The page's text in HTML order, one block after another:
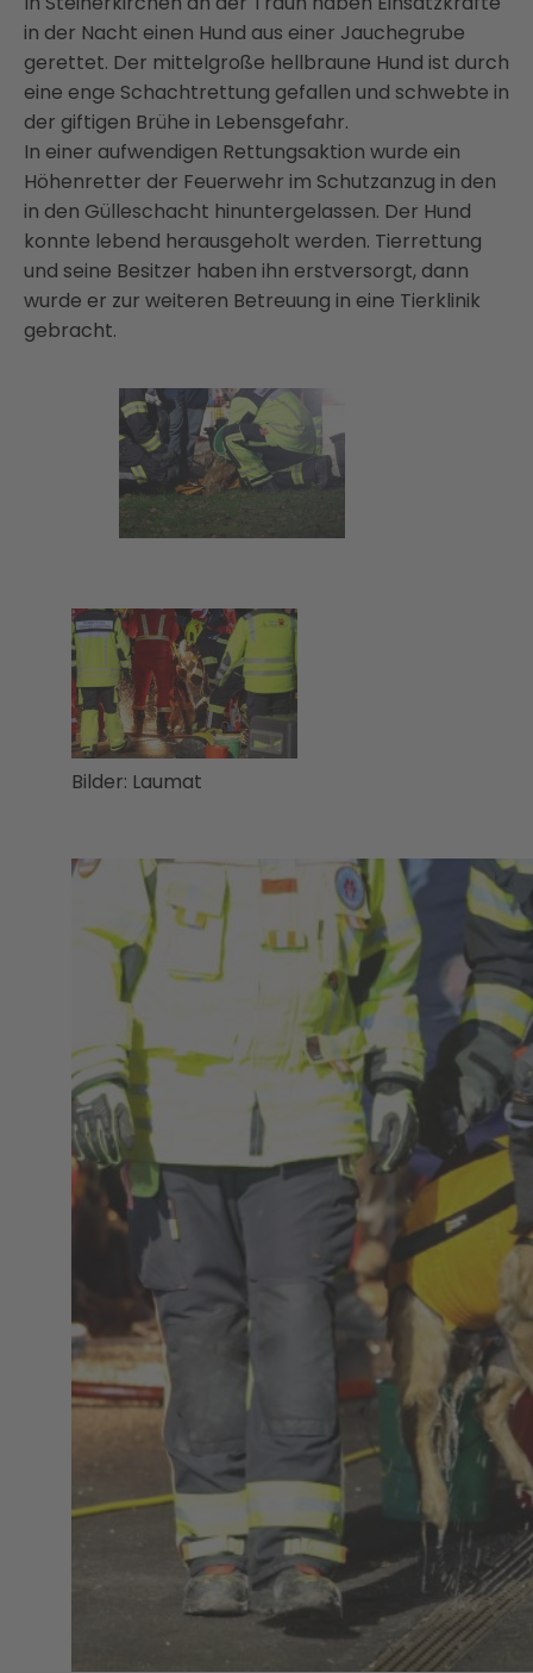
in der Nacht einen Hund aus einer Jauchegrube
gerettet. Der mittelgroße hellbraune Hund ist durch
eine enge Schachtrettung gefallen und schwebte in
der giftigen Brühe in Lebensgefahr.
In einer aufwendigen Rettungsaktion wurde ein
Höhenretter der Feuerwehr im Schutzanzug in den
in den Gülleschacht hinuntergelassen. Der Hund
konnte lebend herausgeholt werden. Tierrettung
und seine Besitzer haben ihn erstversorgt, dann
wurde er zur weiteren Betreuung in eine Tierklinik
gebracht.
Bilder: Laumat